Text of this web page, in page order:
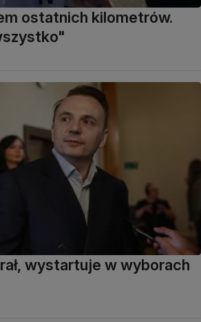
ostatnich kilometrów.
wystartuje w wyborach